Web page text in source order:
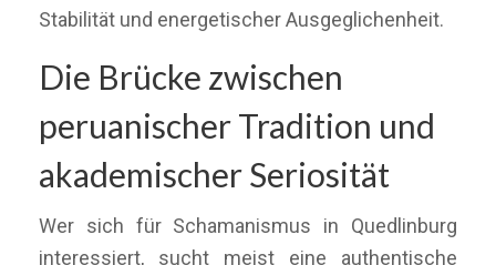
Stabilität und energetischer Ausgeglichenheit.
Die Brücke zwischen
peruanischer Tradition und
akademischer Seriosität
Wer sich für Schamanismus in Quedlinburg
interessiert, sucht meist eine authentische